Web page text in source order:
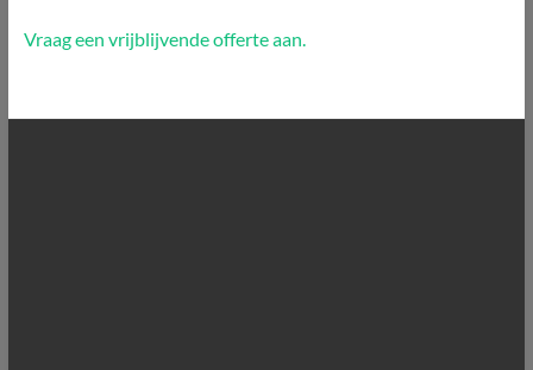
Vraag een vrijblijvende offerte aan.